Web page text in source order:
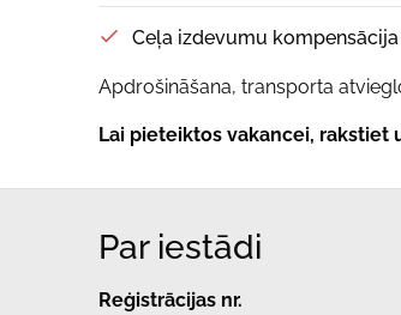
Ceļa izdevumu kompensācija
Apdrošināšana, transporta
Lai pieteiktos vakancei, rakstiet
Par iestādi
Reģistrācijas nr.